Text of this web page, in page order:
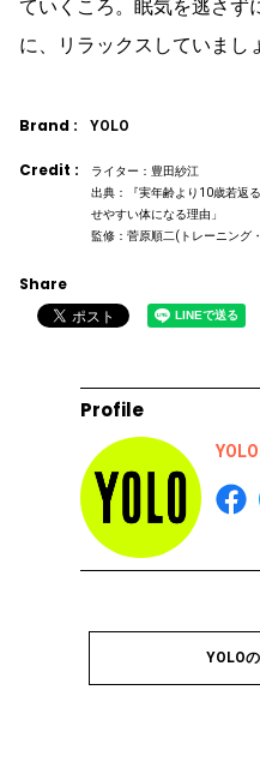
ていくころ。眠気を逃さず
に、リラックスしていまし
Brand : YOLO
Credit :
ライター：豊田紗江
出典：『実年齢より10歳若返
せやすい体になる理由」
監修：菅原順二(トレーニング
Share
Profile
YOLO